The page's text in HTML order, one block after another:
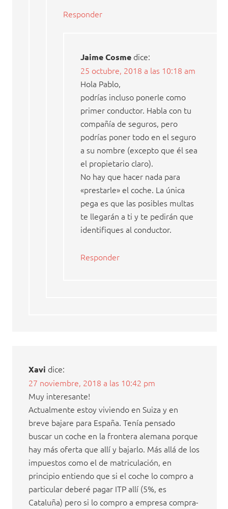
Responder
Jaime Cosme dice:
25 octubre, 2018 a las 10:18 am
Hola Pablo,
podrías incluso ponerle como
primer conductor. Habla con tu
compañía de seguros, pero
podrías poner todo en el seguro
a su nombre (excepto que él sea
el propietario claro).
No hay que hacer nada para
«prestarle» el coche. La única
pega es que las posibles multas
te llegarán a ti y te pedirán que
identifiques al conductor.
Responder
Xavi dice:
27 noviembre, 2018 a las 10:42 pm
Muy interesante!
Actualmente estoy viviendo en Suiza y en
breve bajare para España. Tenía pensado
buscar un coche en la frontera alemana porque
hay más oferta que allí y bajarlo. Más allá de los
impuestos como el de matriculación, en
principio entiendo que si el coche lo compro a
particular deberé pagar ITP allí (5%, es
Cataluña) pero si lo compro a empresa compra-